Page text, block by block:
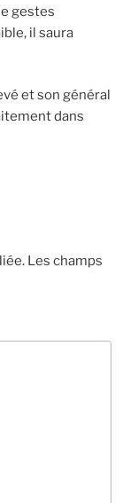
gestes
il saura
et son général
dans
Les champs